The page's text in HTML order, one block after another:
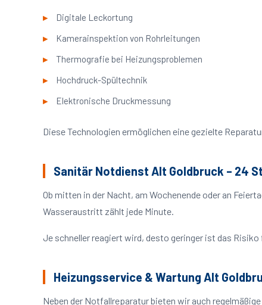
Digitale Leckortung
Kamerainspektion von Rohrleitungen
Thermografie bei Heizungsproblemen
Hochdruck-Spültechnik
Elektronische Druckmessung
Diese Technologien ermöglichen eine gezielte
Sanitär Notdienst Alt Goldbruck – 24
Ob mitten in der Nacht, am Wochenende oder an
Wasseraustritt zählt jede Minute.
Je schneller reagiert wird, desto geringer ist das
Heizungsservice & Wartung Alt
Neben der Notfallreparatur bieten wir auch